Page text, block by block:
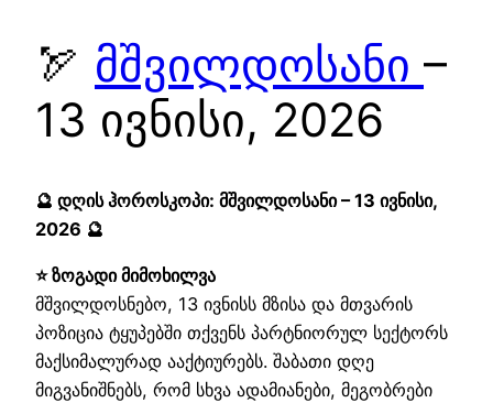
🏹 მშვილდოსანი –
13 ივნისი, 2026
🔮 დღის ჰოროსკოპი: მშვილდოსანი – 13 ივნისი,
2026 🔮
⭐ ზოგადი მიმოხილვა
მშვილდოსნებო, 13 ივნისს მზისა და მთვარის
პოზიცია ტყუპებში თქვენს პარტნიორულ სექტორს
მაქსიმალურად ააქტიურებს. შაბათი დღე
მიგვანიშნებს, რომ სხვა ადამიანები, მეგობრები